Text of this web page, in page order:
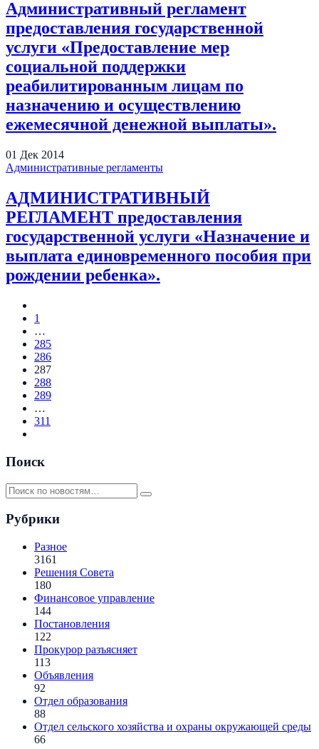
Административный регламент
предоставления государственной
услуги «Предоставление мер
социальной поддержки
реабилитированным лицам по
назначению и осуществлению
ежемесячной денежной выплаты».
01 Дек 2014
Административные регламенты
АДМИНИСТРАТИВНЫЙ
РЕГЛАМЕНТ предоставления
государственной услуги «Назначение и
выплата единовременного пособия при
рождении ребенка».
1
…
285
286
287
288
289
…
311
Поиск
Рубрики
Разное
3161
Решения Совета
180
Финансовое управление
144
Постановления
122
Прокурор разъясняет
113
Объявления
92
Отдел образования
88
Отдел сельского хозяйства и охраны окружающей среды
66